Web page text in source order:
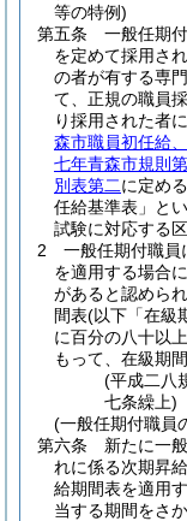
等の特例)
第五条
一般任期
を定めて採用さ
の者が有する専
て、正規の職員
り採用された者
森市職員初任給
七年青森市規則
別表第二に定め
任給基準表」と
試験に対応する
2
一般任期付職員
を適用する場合
があると認められ
間表(以下「在級
に百分の八十以
もって、在級期
(平成二八
七条繰上)
(一般任期付職員
第六条
新たに一
れに係る次期昇
給期間表を適用
当する期間をさ